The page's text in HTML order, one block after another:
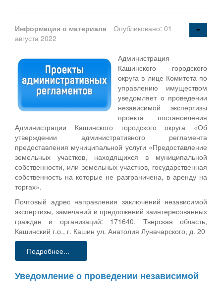
Информация о материале
Опубликовано: 01
августа 2022
Администрация
Кашинского городского
округа в лице Комитета по
управлению имуществом
уведомляет о проведении
независимой экспертизы
проекта постановления
Администрации Кашинского городского округа «Об
утверждении административного регламента
предоставления муниципальной услуги «Предоставление
земельных участков, находящихся в муниципальной
собственности, или земельных участков, государственная
собственность на которые не разграничена, в аренду на
торгах».
Почтовый адрес направления заключений независимой
экспертизы, замечаний и предложений заинтересованных
граждан и организаций: 171640, Тверская область,
Кашинский г.о., г. Кашин ул. Анатолия Луначарского, д. 20
Подробнее...
Уведомление о проведении независимой